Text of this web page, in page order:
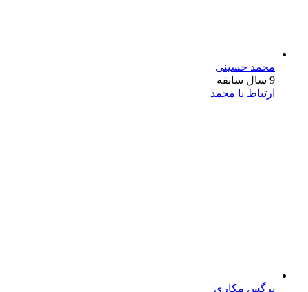
محمد حسینی
9 سال سابقه
ارتباط با محمد
نرگس مکاری